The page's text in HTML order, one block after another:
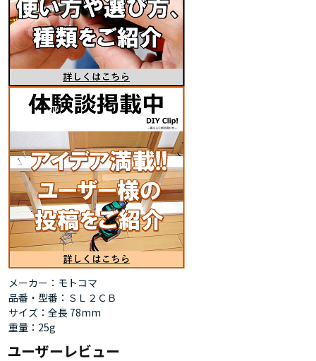
メーカー：モトコマ
品番・型番：ＳＬ２ＣＢ
サイズ：全長 78mm
重量：25g
ユーザーレビュー